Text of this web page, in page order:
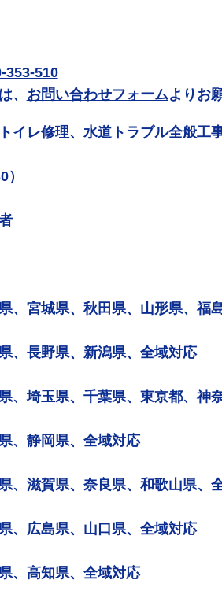
353-510
、 お問い合わせフォームよりお
イレ修理、水道トラブル全般工
、宮城県、秋田県、山形県、福
、長野県、新潟県、全域対応
、埼玉県、千葉県、東京都、神
、静岡県、全域対応
、滋賀県、奈良県、和歌山県、
、広島県、山口県、全域対応
、高知県、全域対応